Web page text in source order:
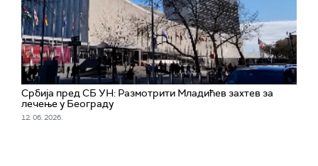
Србија пред СБ УН: Размотрити Младићев захтев за
лечење у Београду
12. 06. 2026.